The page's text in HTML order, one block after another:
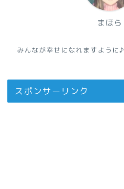
まほら
みんなが幸せになれますように♪
スポンサーリンク